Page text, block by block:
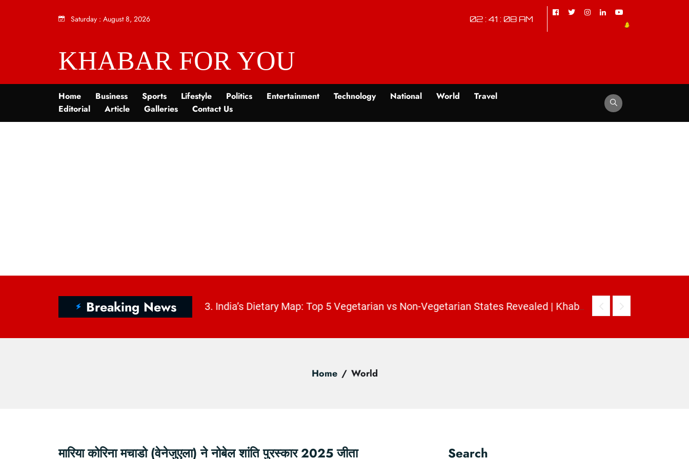
Saturday : August 8, 2026 02 : 41 : 09 AM
KHABAR FOR YOU
Home Business Sports Lifestyle Politics Entertainment Technology National World
Travel
Editorial
Article Galleries Contact Us
Breaking News
और भारत की बुनाई विरासत | KhabarForYou 3. India’s Dietary Map: Top 5 Vegetarian vs Non-Vegetarian States Revealed | KhabarForYou (In Hindi And English)
Home World
मारिया कोरिना मचाडो (वेनेजुएला) ने नोबेल शांति पुरस्कार 2025 जीता Search